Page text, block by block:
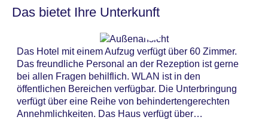
Das bietet Ihre Unterkunft
Das Hotel mit einem Aufzug verfügt über 60 Zimmer.
Das freundliche Personal an der Rezeption ist gerne
bei allen Fragen behilflich. WLAN ist in den
öffentlichen Bereichen verfügbar. Die Unterbringung
verfügt über eine Reihe von behindertengerechten
Annehmlichkeiten. Das Haus verfügt über